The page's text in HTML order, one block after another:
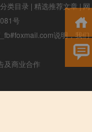
类目录 | 精选推荐文章|网
号
说明，我们
及商业合作